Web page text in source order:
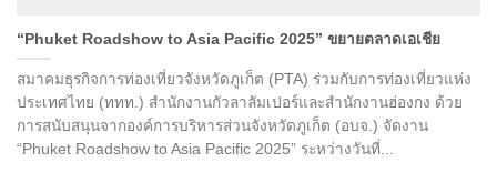
“Phuket Roadshow to Asia Pacific 2025” ขยายตลาดเอเชีย
สมาคมธุรกิจการท่องเที่ยวจังหวัดภูเก็ต (PTA) ร่วมกับการท่องเที่ยวแห่ง
ประเทศไทย (ททท.) สำนักงานกัวลาลัมเปอร์และสำนักงานฮ่องกง ด้วย
การสนับสนุนจากองค์การบริหารส่วนจังหวัดภูเก็ต (อบจ.) จัดงาน
“Phuket Roadshow to Asia Pacific 2025” ระหว่างวันที่...